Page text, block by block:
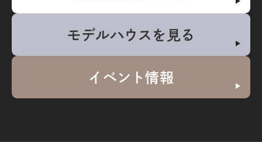
モデルハウスを見る
イベント情報